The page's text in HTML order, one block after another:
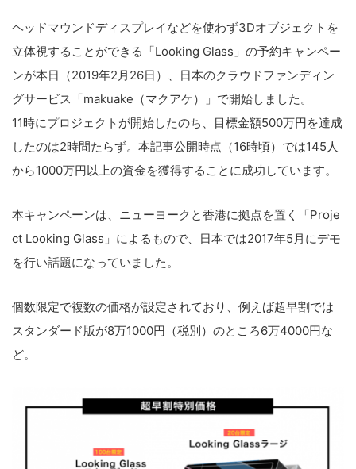
ヘッドマウンドディスプレイなどを使わず3Dオブジェクトを
立体視することができる「Looking Glass」の予約キャンペー
ンが本日（2019年2月26日）、日本のクラウドファンディン
グサービス「makuake（マクアケ）」で開始しました。
11時にプロジェクトが開始したのち、目標金額500万円を達成
したのは2時間たらず。本記事公開時点（16時頃）では145人
から1000万円以上の資金を獲得することに成功しています。
本キャンペーンは、ニューヨークと香港に拠点を置く「Proje
ct Looking Glass」によるもので、日本では2017年5月にデモ
を行い話題になっていました。
個数限定で複数の価格が設定されており、例えば超早割では
スタンダード版が8万1000円（税別）のところ6万4000円な
ど。